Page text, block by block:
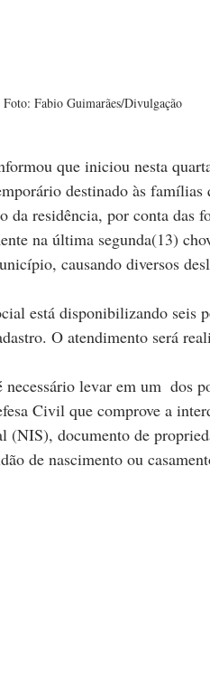
Foto: Fabio Guimarães/Divulgação
que iniciou nesta
destinado às famílias
da residência, por conta das
na última segunda(13)
causando diversos
está disponibilizando seis
O atendimento será
levar em um  dos
Civil que comprove a
(NIS), documento de
de nascimento ou